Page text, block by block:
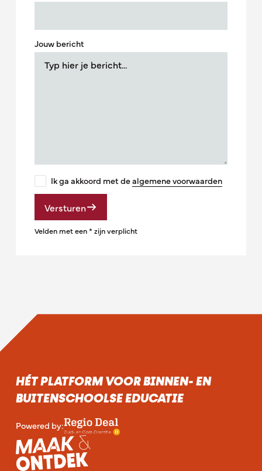
Jouw bericht
Ik ga akkoord met dealgemene voorwaarden
Versturen
Velden met een * zijn verplicht
HÉT PLATFORM VOOR BINNEN- EN
BUITENSCHOOLSE EDUCATIE
Powered by: